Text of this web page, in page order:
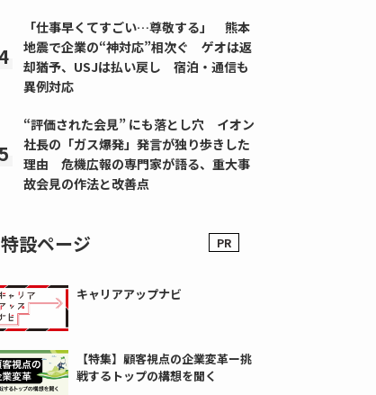
「仕事早くてすごい…尊敬する」 熊本
地震で企業の“神対応”相次ぐ ゲオは返
却猶予、USJは払い戻し 宿泊・通信も
異例対応
“評価された会見” にも落とし穴 イオン
社長の「ガス爆発」発言が独り歩きした
理由 危機広報の専門家が語る、重大事
故会見の作法と改善点
特設ページ
キャリアアップナビ
【特集】顧客視点の企業変革ー挑
戦するトップの構想を聞く